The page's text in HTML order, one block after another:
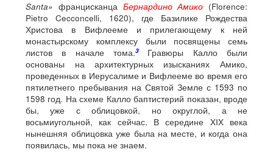
Santa» францисканца Бернардино Амико (Florence:
Pietro Cecconcelli, 1620), где Базилике Рождества
Христова в Вифлееме и прилегающему к ней
монастырскому комплексу были посвящены семь
листов в начале тома.3 Гравюры Калло были
основаны на архитектурных изысканиях Амико,
проведенных в Иерусалиме и Вифлееме во время его
пятилетнего пребывания на Святой Земле с 1593 по
1598 год. На схеме Калло баптистерий показан, вроде
бы, уже с облицовкой, но округлой, а не
восьмиугольной, как сейчас. В середине XIX века
нынешняя облицовка уже была на месте, и когда она
появилась, мы пока не знаем.